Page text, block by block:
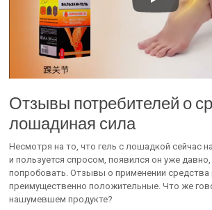
Отзывы потребителей о
лошадиная сила
Несмотря на то, что гель с лошадкой сейчас
и пользуется спросом, появился он уже давно,
попробовать. Отзывы о применении средства
преимущественно положительные. Что же
нашумевшем продукте?